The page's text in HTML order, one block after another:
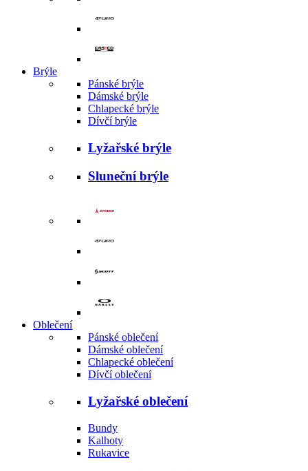
Brýle
Pánské brýle
Dámské brýle
Chlapecké brýle
Dívčí brýle
Lyžařské brýle
Sluneční brýle
Oblečení
Pánské oblečení
Dámské oblečení
Chlapecké oblečení
Dívčí oblečení
Lyžařské oblečení
Bundy
Kalhoty
Rukavice